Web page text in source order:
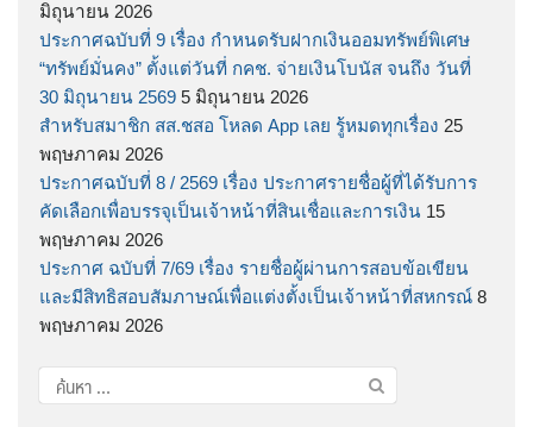
มิถุนายน 2026
ประกาศฉบับที่ 9 เรื่อง กำหนดรับฝากเงินออมทรัพย์พิเศษ
“ทรัพย์มั่นคง” ตั้งแต่วันที่ กคช. จ่ายเงินโบนัส จนถึง วันที่
30 มิถุนายน 2569 5 มิถุนายน 2026
สำหรับสมาชิก สส.ชสอ โหลด App เลย รู้หมดทุกเรื่อง 25
พฤษภาคม 2026
ประกาศฉบับที่ 8 / 2569 เรื่อง ประกาศรายชื่อผู้ที่ได้รับการ
คัดเลือกเพื่อบรรจุเป็นเจ้าหน้าที่สินเชื่อและการเงิน 15
พฤษภาคม 2026
ประกาศ ฉบับที่ 7/69 เรื่อง รายชื่อผู้ผ่านการสอบข้อเขียน
และมีสิทธิสอบสัมภาษณ์เพื่อแต่งตั้งเป็นเจ้าหน้าที่สหกรณ์ 8
พฤษภาคม 2026
ค้นหา
สำหรับ: